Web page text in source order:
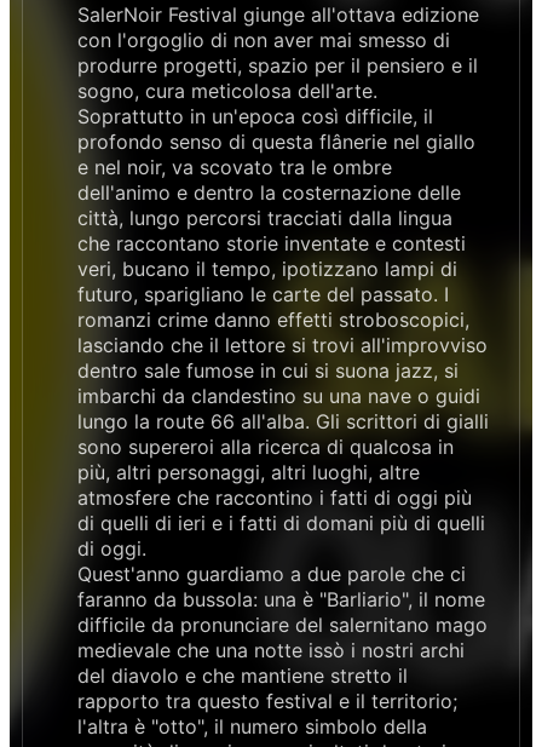
SalerNoir Festival giunge all'ottava edizione
con l'orgoglio di non aver mai smesso di
produrre progetti, spazio per il pensiero e il
sogno, cura meticolosa dell'arte.
Soprattutto in un'epoca così difficile, il
profondo senso di questa flânerie nel giallo
e nel noir, va scovato tra le ombre
dell'animo e dentro la costernazione delle
città, lungo percorsi tracciati dalla lingua
che raccontano storie inventate e contesti
veri, bucano il tempo, ipotizzano lampi di
futuro, sparigliano le carte del passato. I
romanzi crime danno effetti stroboscopici,
lasciando che il lettore si trovi all'improvviso
dentro sale fumose in cui si suona jazz, si
imbarchi da clandestino su una nave o guidi
lungo la route 66 all'alba. Gli scrittori di gialli
sono supereroi alla ricerca di qualcosa in
più, altri personaggi, altri luoghi, altre
atmosfere che raccontino i fatti di oggi più
di quelli di ieri e i fatti di domani più di quelli
di oggi.
Quest'anno guardiamo a due parole che ci
faranno da bussola: una è "Barliario", il nome
difficile da pronunciare del salernitano mago
medievale che una notte issò i nostri archi
del diavolo e che mantiene stretto il
rapporto tra questo festival e il territorio;
l'altra è "otto", il numero simbolo della